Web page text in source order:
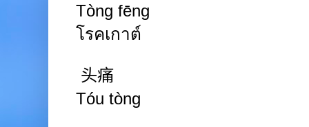
Tòng fēng
โรคเกาต์
头痛
Tóu tòng